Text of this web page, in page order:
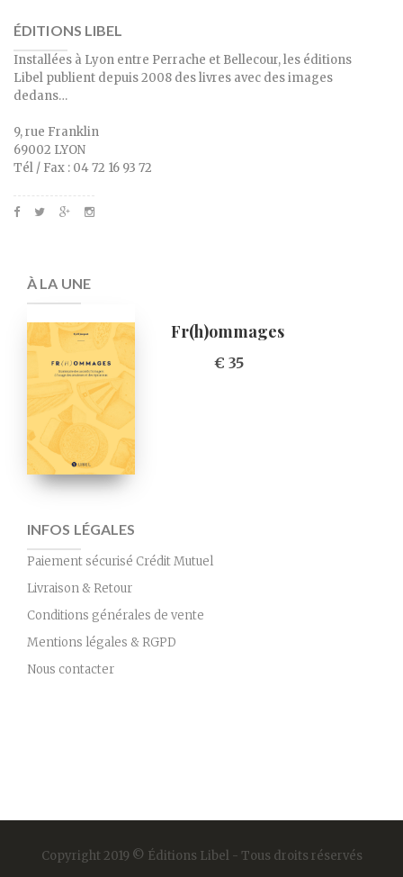
ÉDITIONS LIBEL
Installées à Lyon entre Perrache et Bellecour, les éditions
Libel publient depuis 2008 des livres avec des images
dedans…
9, rue Franklin
69002 LYON
Tél / Fax : 04 72 16 93 72
À LA UNE
Fr(h)ommages
€ 35
INFOS LÉGALES
Paiement sécurisé Crédit Mutuel
Livraison & Retour
Conditions générales de vente
Mentions légales & RGPD
Nous contacter
Copyright 2019 © Éditions Libel - Tous droits réservés